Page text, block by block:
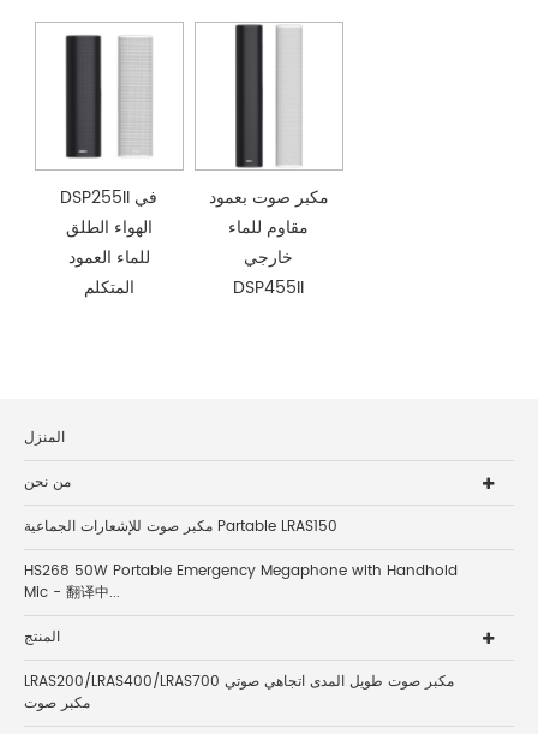
DSP255II في
الهواء الطلق
للماء العمود
المتكلم
مكبر صوت بعمود
مقاوم للماء
خارجي
DSP455II
المنزل
من نحن
مكبر صوت للإشعارات الجماعية Partable LRAS150
HS268 50W Portable Emergency Megaphone with Handhold
Mic - 翻译中...
المنتج
LRAS200/LRAS400/LRAS700 مكبر صوت طويل المدى اتجاهي صوتي
مكبر صوت